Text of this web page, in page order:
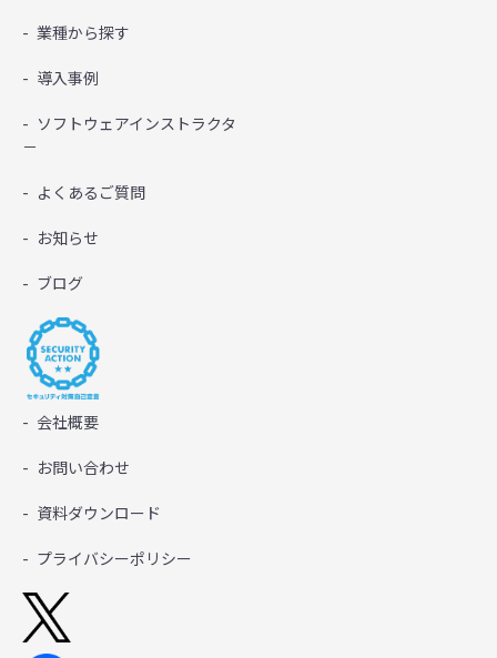
業種から探す
導入事例
ソフトウェアインストラクタ
－
よくあるご質問
お知らせ
ブログ
会社概要
お問い合わせ
資料ダウンロード
プライバシーポリシー